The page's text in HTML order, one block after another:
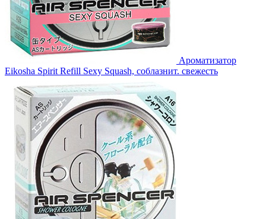
Ароматизатор
Eikosha Spirit Refill Sexy Squash, соблазнит. свежесть